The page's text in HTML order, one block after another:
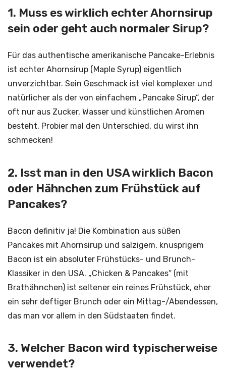
1. Muss es wirklich echter Ahornsirup
sein oder geht auch normaler Sirup?
Für das authentische amerikanische Pancake-Erlebnis
ist echter Ahornsirup (Maple Syrup) eigentlich
unverzichtbar. Sein Geschmack ist viel komplexer und
natürlicher als der von einfachem „Pancake Sirup“, der
oft nur aus Zucker, Wasser und künstlichen Aromen
besteht. Probier mal den Unterschied, du wirst ihn
schmecken!
2. Isst man in den USA wirklich Bacon
oder Hähnchen zum Frühstück auf
Pancakes?
Bacon definitiv ja! Die Kombination aus süßen
Pancakes mit Ahornsirup und salzigem, knusprigem
Bacon ist ein absoluter Frühstücks- und Brunch-
Klassiker in den USA. „Chicken & Pancakes“ (mit
Brathähnchen) ist seltener ein reines Frühstück, eher
ein sehr deftiger Brunch oder ein Mittag-/Abendessen,
das man vor allem in den Südstaaten findet.
3. Welcher Bacon wird typischerweise
verwendet?